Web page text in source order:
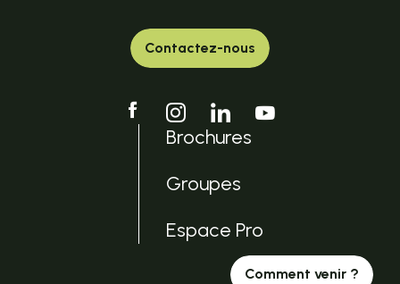
Contactez-nous
Brochures
Groupes
Espace Pro
Comment venir ?